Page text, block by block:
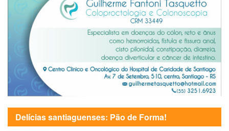
Delícias santiaguenses: Pão de Forma!